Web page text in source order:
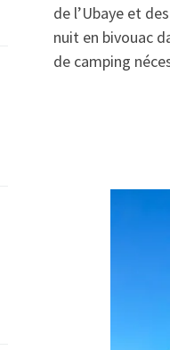
de l’Ubaye et
nuit en bivouac
de camping